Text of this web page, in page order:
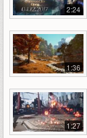
2:24
1:36
1:27